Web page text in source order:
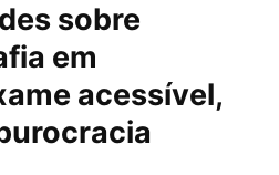
sobre
em
acessível,